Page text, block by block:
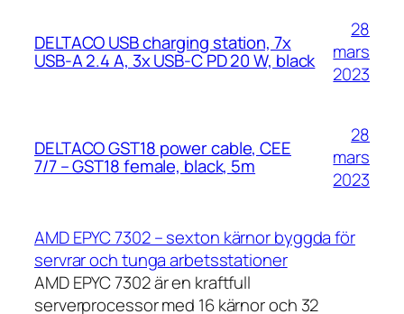
DELTACO USB charging station, 7x
USB-A 2.4 A, 3x USB-C PD 20 W, black
28
mars
2023
DELTACO GST18 power cable, CEE
7/7 – GST18 female, black, 5m
28
mars
2023
AMD EPYC 7302 – sexton kärnor byggda för
servrar och tunga arbetsstationer
AMD EPYC 7302 är en kraftfull
serverprocessor med 16 kärnor och 32